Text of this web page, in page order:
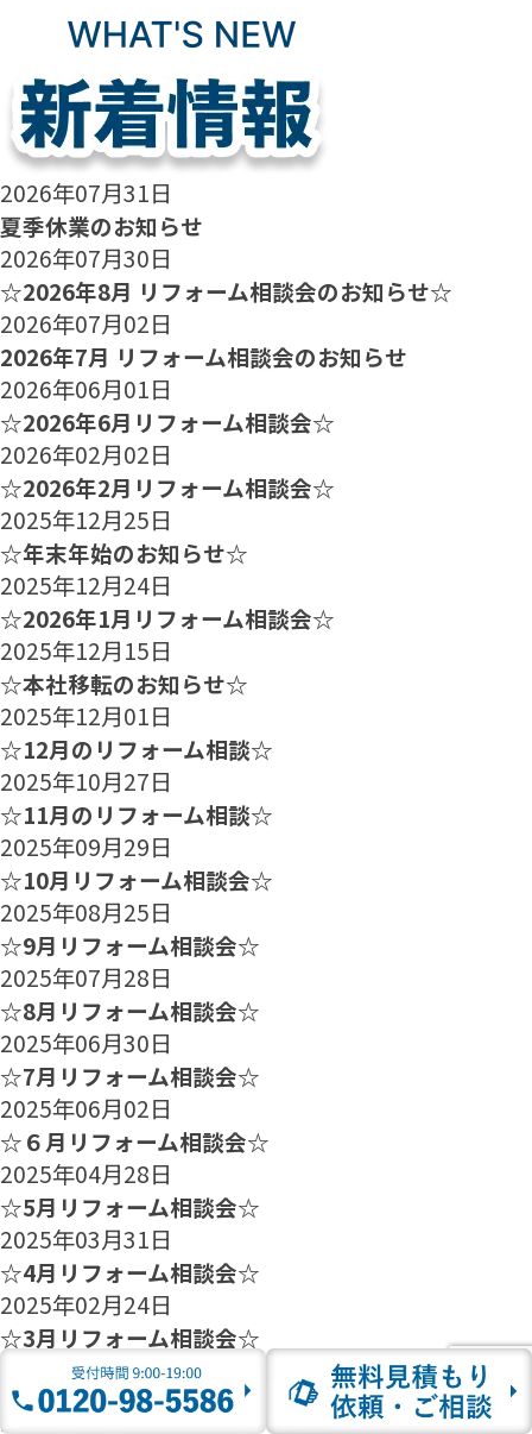
2026年07月31日
夏季休業のお知らせ
2026年07月30日
☆2026年8月 リフォーム相談会のお知らせ☆
2026年07月02日
2026年7月 リフォーム相談会のお知らせ
2026年06月01日
☆2026年6月リフォーム相談会☆
2026年02月02日
☆2026年2月リフォーム相談会☆
2025年12月25日
☆年末年始のお知らせ☆
2025年12月24日
☆2026年1月リフォーム相談会☆
2025年12月15日
☆本社移転のお知らせ☆
2025年12月01日
☆12月のリフォーム相談☆
2025年10月27日
☆11月のリフォーム相談☆
2025年09月29日
☆10月リフォーム相談会☆
2025年08月25日
☆9月リフォーム相談会☆
2025年07月28日
☆8月リフォーム相談会☆
2025年06月30日
☆7月リフォーム相談会☆
2025年06月02日
☆６月リフォーム相談会☆
2025年04月28日
☆5月リフォーム相談会☆
2025年03月31日
☆4月リフォーム相談会☆
2025年02月24日
☆3月リフォーム相談会☆
2025年01月27日
☆2月のリフォーム相談会のご案内☆